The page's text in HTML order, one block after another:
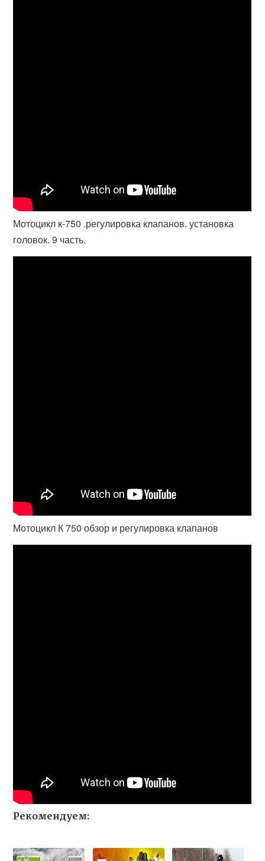
Мотоцикл к-750 .регулировка клапанов. установка
головок. 9 часть.
Мотоцикл К 750 обзор и регулировка клапанов
Рекомендуем: